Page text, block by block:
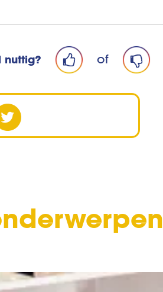
nuttig? of